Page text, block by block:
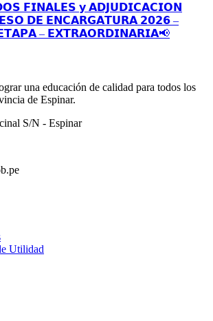
𝗙𝗜𝗡𝗔𝗟𝗘𝗦 𝘆 𝗔𝗗𝗝𝗨𝗗𝗜𝗖𝗔𝗖𝗜𝗢𝗡
𝗗𝗘 𝗘𝗡𝗖𝗔𝗥𝗚𝗔𝗧𝗨𝗥𝗔 𝟮𝟬𝟮𝟲 –
– 𝗘𝗫𝗧𝗥𝗔𝗢𝗥𝗗𝗜𝗡𝗔𝗥𝗜𝗔📢
una educación de calidad para todos los
de Espinar.
S/N - Espinar
Utilidad